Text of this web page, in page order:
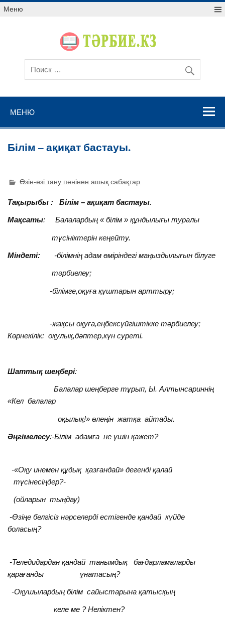
Меню
МЕНЮ
Білім – ақиқат бастауы.
Өзін-өзі тану пәнінен ашық сабақтар
Тақырыбы : Білім – ақиқат бастауы.
Мақсаты: Балалардың « білім » құндылығы туралы
түсініктерін кеңейту.
Міндеті: -білімнің адам өміріндегі маңыздылығын білуге
тәрбиелеу;
-білімге,оқуға құштарын арттыру;
-жақсы оқуға,еңбексүйгіштікке тәрбиелеу;
Көрнекілік: оқулық,дәптер,күн суреті.
Шаттық шеңбері:
Балалар шеңберге тұрып, Ы. Алтынсариннің
«Кел балалар
оқылық!» өлеңін жатқа айтады.
Әңгімелесу:-Білім адамға не үшін қажет?
-«Оқу инемен құдық қазғандай» дегенді қалай
түсінесіңдер?-
(ойларын тыңдау)
-Өзіңе белгісіз нәрселерді естігенде қандай күйде
боласың?
-Теледидардан қандай танымдық бағдарламаларды
қарағанды ұнатасың?
-Оқушылардың білім сайыстарына қатысқың
келе ме ? Неліктен?